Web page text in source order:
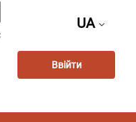
UA
Ввійти